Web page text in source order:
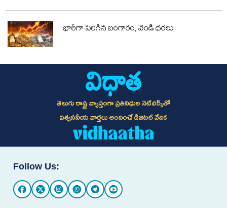
భారీగా పెరిగిన బంగారం, వెండి ధరలు
తెలుగు రాష్ట్ర వ్యాప్తంగా ప్రతినిధుల నెట్‌వర్క్‌తో
విశ్వసనీయ వార్తలు అందించే డిజిటల్ వేదిక
Follow Us: